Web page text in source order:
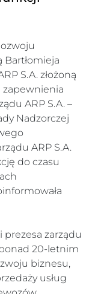
Bartłomieja
S.A. złożoną
ARP S.A. –
Nadzorczej
ARP S.A.
do czasu
prezesa zarządu
20-letnim
biznesu,
usług